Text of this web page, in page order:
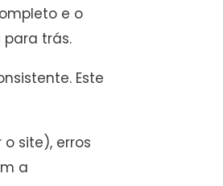
e o
trás.
Este
site), erros
a